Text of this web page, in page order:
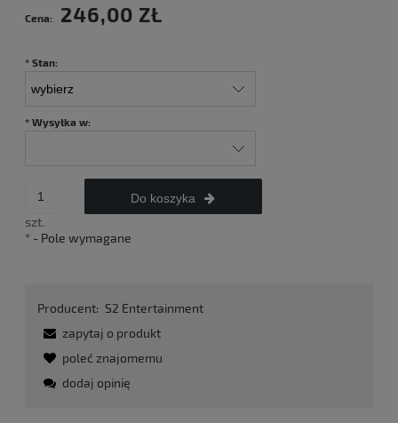
Cena: 246,00 ZŁ
* Stan:
* Wysyłka w:
szt.
Do koszyka
* - Pole wymagane
Producent: S2 Entertainment
zapytaj o produkt
poleć znajomemu
dodaj opinię